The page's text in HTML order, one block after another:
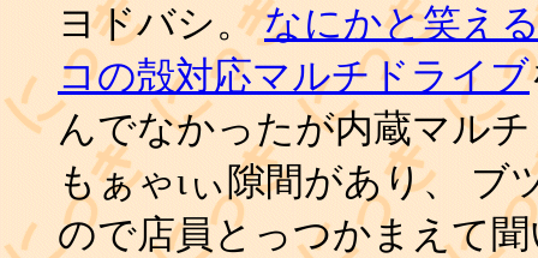
ヨドバシ。なにかと笑え
コの殻対応マルチドライブ
んでなかったが内蔵マル
もぁゃιぃ隙間があり、
ので店員とっつかまえて